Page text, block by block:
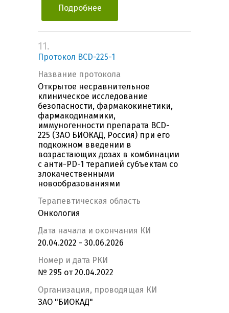
Подробнее
11.
Протокол BCD-225-1
Название протокола
Открытое несравнительное
клиническое исследование
безопасности, фармакокинетики,
фармакодинамики,
иммуногенности препарата BCD-
225 (ЗАО БИОКАД, Россия) при его
подкожном введении в
возрастающих дозах в комбинации
с анти-PD-1 терапией субъектам со
злокачественными
новообразованиями
Терапевтическая область
Онкология
Дата начала и окончания КИ
20.04.2022 - 30.06.2026
Номер и дата РКИ
№ 295 от 20.04.2022
Организация, проводящая КИ
ЗАО "БИОКАД"